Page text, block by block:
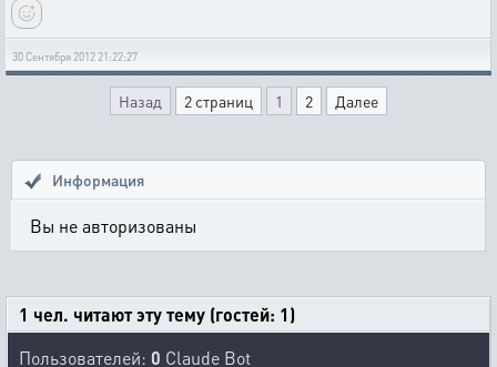
30 Сентября 2012 21:22:27
Назад 2 страниц 1 2 Далее
Информация
Вы не авторизованы
1 чел. читают эту тему (гостей: 1)
Пользователей: 0 Claude Bot